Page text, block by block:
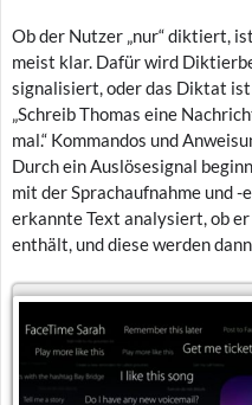
Ob der Nutzer „nur“ diktiert,
meist klar. Dafür wird
signalisiert, oder das Diktat
„Schreib Thomas eine
mal.“ Kommandos und
Durch ein Auslösesignal
mit der Sprachaufnahme und
erkannte Text analysiert, ob
enthält, und diese werden